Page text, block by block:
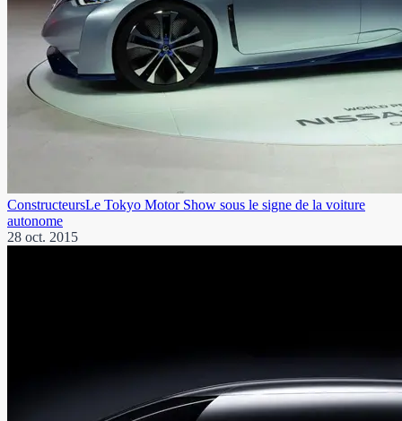
ConstructeursLe Tokyo Motor Show sous le signe de la voiture
autonome
28 oct. 2015